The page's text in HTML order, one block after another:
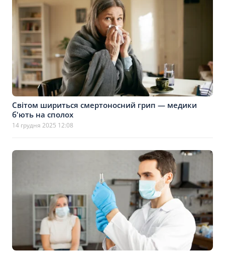
Світом шириться смертоносний грип — медики
б'ють на сполох
14 грудня 2025 12:08